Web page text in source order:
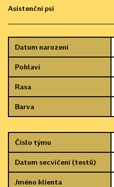
Asistenční psi
Datum narození
Pohlaví
Rasa
Barva
Číslo týmu
Datum secvičení (testů)
Jméno klienta